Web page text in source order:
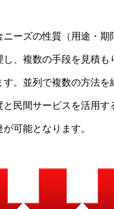
ニーズの性質（用途・期
、複数の手段を見積も
す。並列で複数の方法を
と民間サービスを活用す
可能となります。